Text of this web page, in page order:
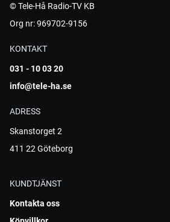
© Tele-Hå Radio-TV KB
Org nr: 969702-9156
KONTAKT
031 - 10 03 20
info@tele-ha.se
ADRESS
Skanstorget 2
411 22 Göteborg
KUNDTJÄNST
Kontakta oss